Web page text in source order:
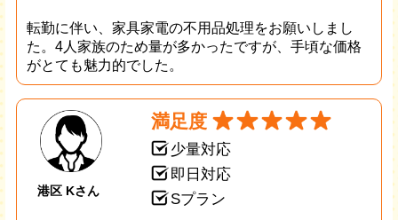
転勤に伴い、家具家電の不用品処理をお願いしまし
た。4人家族のため量が多かったですが、手頃な価格
がとても魅力的でした。
港区 Kさん
満足度
少量対応
即日対応
Sプラン